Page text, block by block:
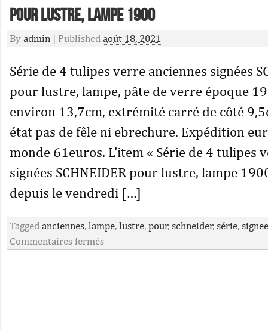
pour lustre, lampe 1900
By admin | Published août 18, 2021
Série de 4 tulipes verre anciennes signées
pour lustre, lampe, pâte de verre époque
environ 13,7cm, extrémité carré de côté
état pas de fêle ni ebrechure. Expédition
monde 61euros. L’item « Série de 4 tulipes
signées SCHNEIDER pour lustre, lampe
depuis le vendredi […]
Tagged anciennes, lampe, lustre, pour, schneider, série,
Commentaires fermés